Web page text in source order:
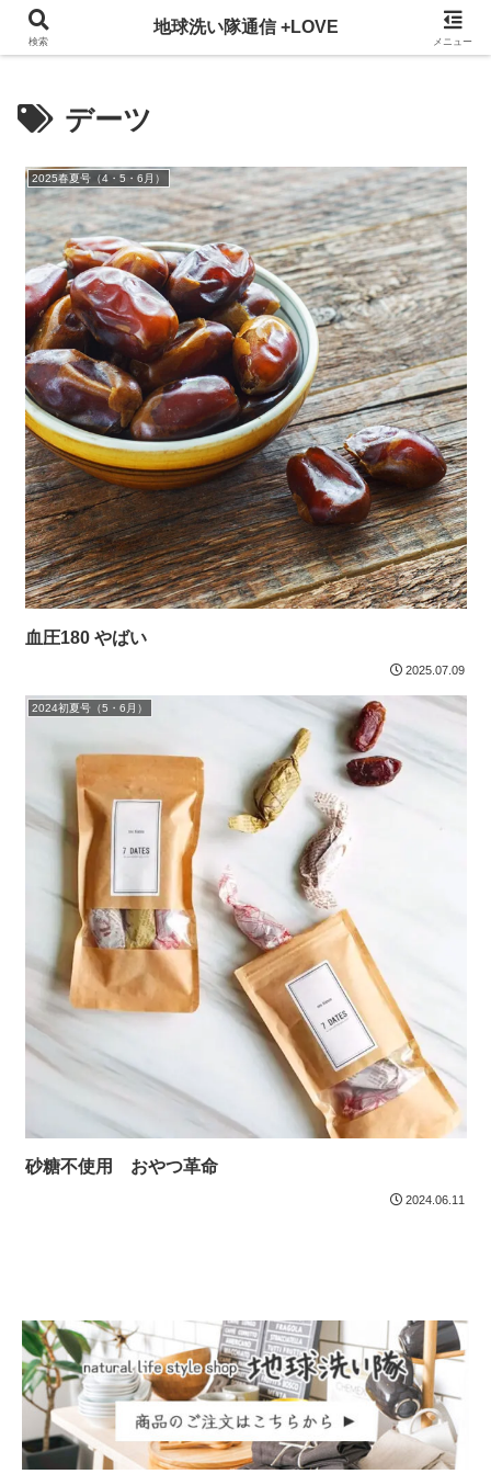
3ヵ月に一回発行している地球洗い隊通信を、WEBでも掲載！
デーツ
2025春夏号（4・5・6月）
血圧180 やばい
2025.07.09
2024初夏号（5・6月）
砂糖不使用 おやつ革命
2024.06.11
検索
地球洗い隊通信 +LOVE
メニュー